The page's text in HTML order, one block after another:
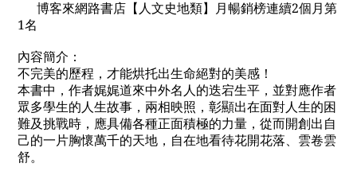
博客來網路書店【人文史地類】月暢銷榜連續2個月第
1名
內容簡介：
不完美的歷程，才能烘托出生命絕對的美感！
本書中，作者娓娓道來中外名人的迭宕生平，並對應作者
眾多學生的人生故事，兩相映照，彰顯出在面對人生的困
難及挑戰時，應具備各種正面積極的力量，從而開創出自
己的一片胸懷萬千的天地，自在地看待花開花落、雲卷雲
舒。